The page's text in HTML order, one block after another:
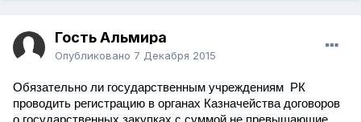
Гость Альмира
Опубликовано 7 Декабря 2015
Обязательно ли государственным учреждениям РК
проводить регистрацию в органах Казначейства договоров